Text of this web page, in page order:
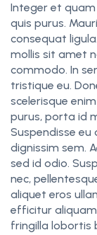
Integer et
quis purus.
consequat
mollis sit amet
commodo. In
tristique eu.
scelerisque
purus, porta id
Suspendisse
dignissim sem.
sed id odio.
nec,
aliquet eros
efficitur
fringilla lobortis